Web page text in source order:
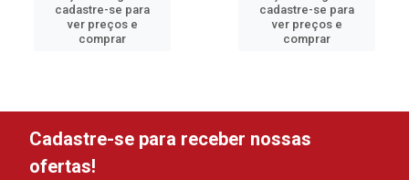
cadastre-se para
ver preços e
comprar
cadastre-se para
ver preços e
comprar
Cadastre-se para receber nossas
ofertas!